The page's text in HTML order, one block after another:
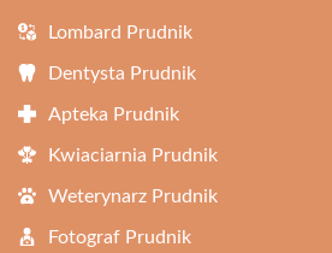
Lombard Prudnik
Dentysta Prudnik
Apteka Prudnik
Kwiaciarnia Prudnik
Weterynarz Prudnik
Fotograf Prudnik